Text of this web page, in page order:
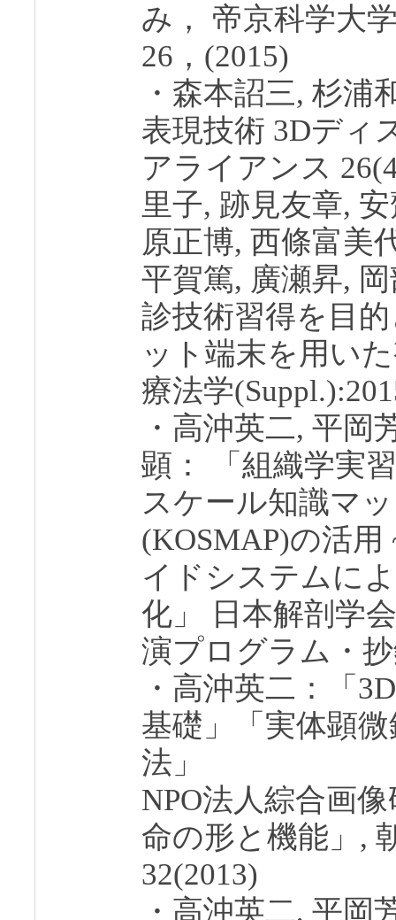
み， 帝京科学大
26，(2015)
・森本詔三, 杉浦
表現技術 3Dディ
アライアンス
里子, 跡見友章,
原正博, 西條富美
平賀篤, 廣瀬昇,
診技術習得を目
ット端末を用い
療法学
・高沖英二, 平岡
顕： 「組織学実
スケール知識マ
(KOSMAP)の活
イドシステムに
化」 日本解剖学
演プログラム・
・高沖英二：「
基礎」「実体顕
法」
NPO法人綜合画
命の形と機能」,
32(2013)
・高沖英二, 平岡